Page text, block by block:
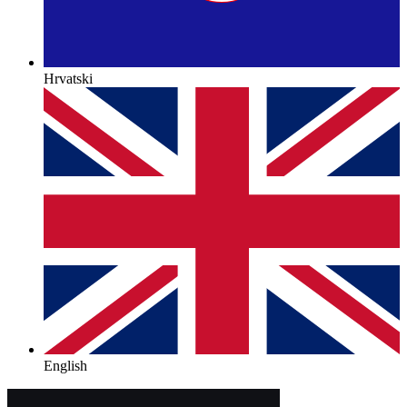
Hrvatski
English